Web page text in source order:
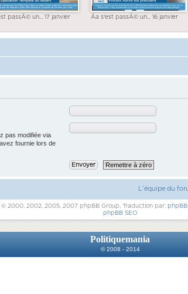
passÃ© un... 17 janvier Ãa s'est passÃ© un... 16 janvier
pas modifiée via
fournie lors de
L’équipe du
2000, 2002, 2005, 2007 phpBB Group, Traduction par:
phpBB SEO
Politiquemania
© 2008 - 2014